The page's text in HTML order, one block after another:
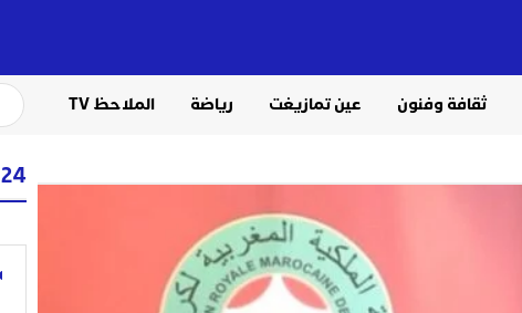
ثقافة وفنون عين تمازيغت رياضة الملاحظ TV
24 ساعة